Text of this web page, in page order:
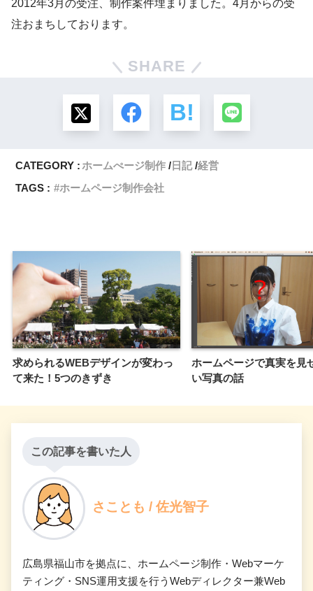
2012年3月の受注、制作案件埋まりました。4月からの受
注おまちしております。
SHARE
CATEGORY : ホームぺージ制作 日記 経営
TAGS :
ホームページ制作会社
求められるWEBデザインが変わっ
て来た！5つのきずき
ホームページで真実を見
い写真の話
この記事を書いた人
さことも / 佐光智子
広島県福山市を拠点に、ホームページ制作・Webマーケ
ティング・SNS運用支援を行うWebディレクター兼Web